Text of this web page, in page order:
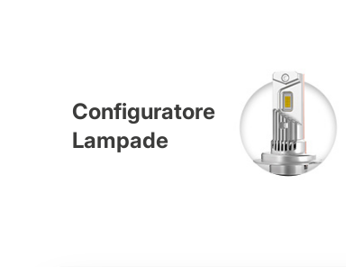
Configuratore
Lampade